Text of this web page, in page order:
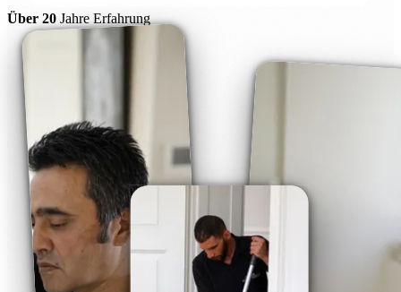
Über 20 Jahre Erfahrung